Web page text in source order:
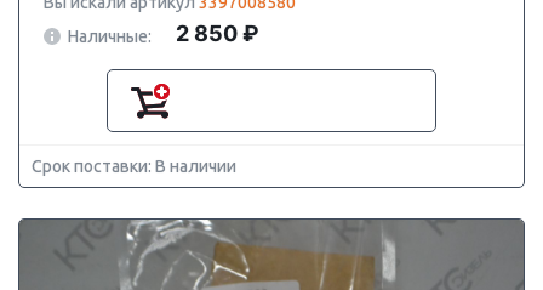
Наличные:
2 850 ₽
Срок поставки: В наличии